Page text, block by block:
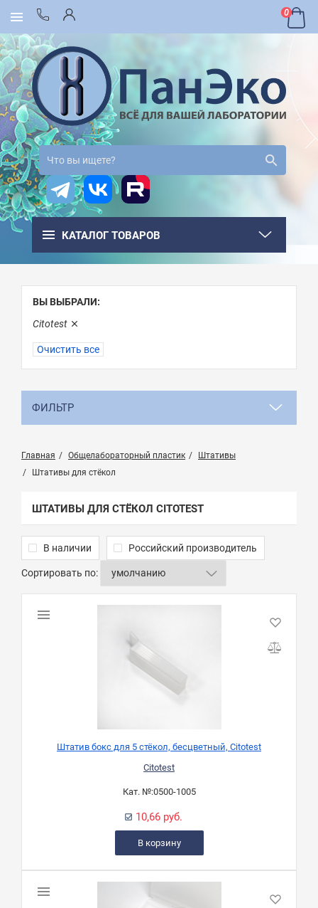
0
КАТАЛОГ ТОВАРОВ
ВЫ ВЫБРАЛИ:
Citotest
Очистить все
ФИЛЬТР
Главная Общелабораторный пластик
Штативы
Штативы для стёкол
ШТАТИВЫ ДЛЯ СТЁКОЛ CITOTEST
В наличии Российский производитель
Сортировать по:
Штатив бокс для 5 стёкол, бесцветный, Citotest
Citotest
Кат. №:0500-1005
10,66 руб.
В корзину